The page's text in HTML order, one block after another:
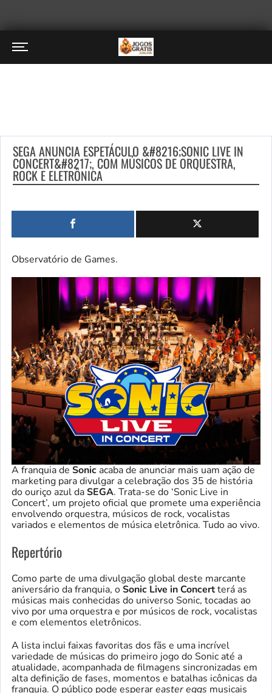
SEGA ANUNCIA ESPETÁCULO &#8216;SONIC LIVE IN
CONCERT&#8217;, COM MÚSICOS DE ORQUESTRA,
ROCK E ELETRÔNICA
Observatório de Games.
A franquia de Sonic acaba de anunciar mais uam ação de
marketing para divulgar a celebração dos 35 de história
do ouriço azul daSEGA. Trata-se do ‘Sonic Live in
Concert’, um projeto oficial que promete uma experiência
envolvendo orquestra, músicos de rock, vocalistas
variados e elementos de música eletrônica. Tudo ao vivo.
Repertório
Como parte de uma divulgação global deste marcante
aniversário da franquia, oSonic Live in Concertterá as
músicas mais conhecidas do universo Sonic, tocadas ao
vivo por uma orquestra e por músicos de rock, vocalistas
e com elementos eletrônicos.
A lista inclui faixas favoritas dos fãs e uma incrível
variedade de músicas do primeiro jogo do Sonic até a
atualidade, acompanhada de filmagens sincronizadas em
alta definição de fases, momentos e batalhas icônicas da
franquia. O público pode esperareaster eggs musicais